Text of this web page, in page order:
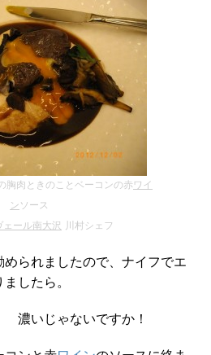
胸肉ときのことベーコンの赤 ワイ
ン ソース
ェール南大沢 川村シェフ
められましたので、ナイフでエ
したら。
濃いじゃないですか！